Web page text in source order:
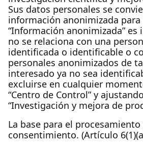
Sus datos personales se
información anonimizada
“Información anonimizada”
no se relaciona con una
identificada o identificable o
personales anonimizados de
interesado ya no sea
excluirse en cualquier
“Centro de Control” y
“Investigación y mejora de
La base para el
consentimiento. (Artículo